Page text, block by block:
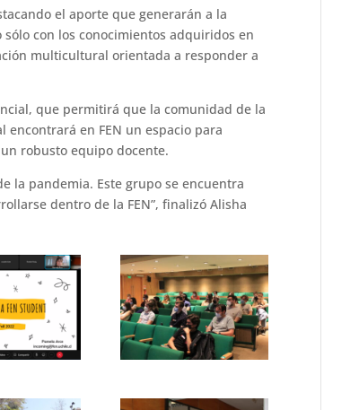
el aporte que generarán a la
con los conocimientos adquiridos en
multicultural orientada a responder a
que permitirá que la comunidad de la
en FEN un espacio para
robusto equipo docente.
la pandemia. Este grupo se encuentra
dentro de la FEN”, finalizó Alisha